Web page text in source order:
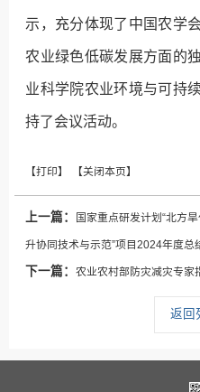
示，充分体现了中国农学
农业绿色低碳发展方面的
业科学院农业环境与可持
持了会议活动。
上一篇： 国家重点研发计划“北方
升协同技术与示范”项目2024年度总
下一篇：农业农村部防灾减灾专家
返回